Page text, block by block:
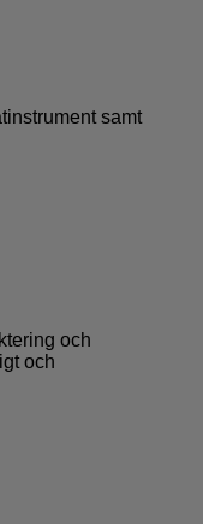
samt
och
och